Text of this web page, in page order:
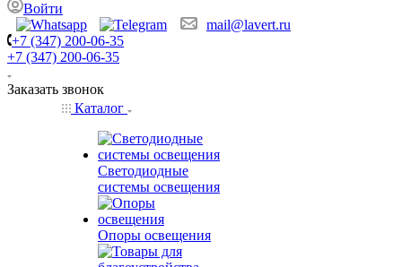
Войти
mail@lavert.ru
+7 (347) 200-06-35
+7 (347) 200-06-35
Заказать звонок
Каталог
Светодиодные
системы освещения
Опоры освещения